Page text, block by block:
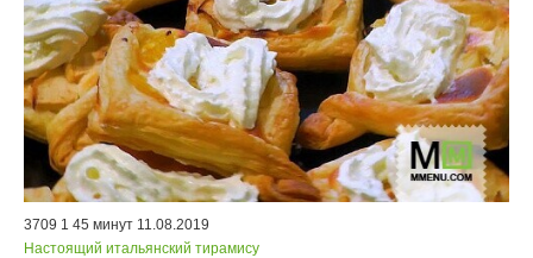
3709 1 45 минут 11.08.2019
Настоящий итальянский тирамису